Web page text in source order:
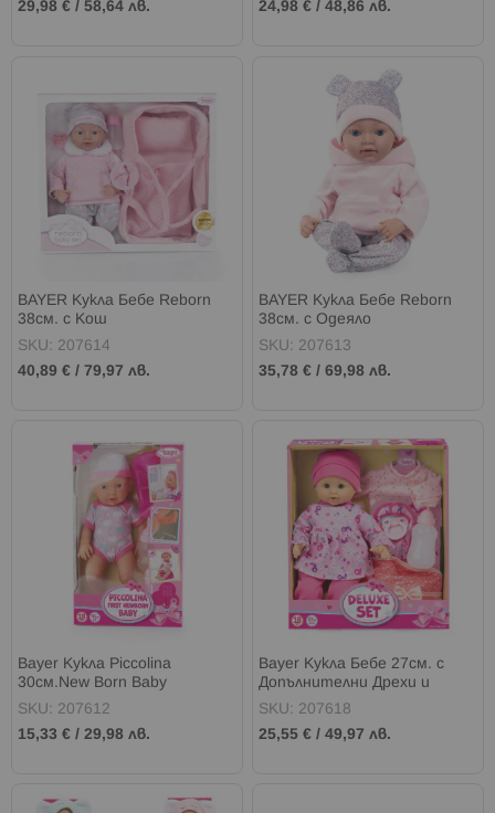
29,98 € / 58,64 лв. 24,98 € /48,86 лв.
BAYER Кукла Бебе Reborn
38см. с Кош
SKU: 207614
40,89 € / 79,97 лв.
BAYER Кукла Бебе Reborn
38см. с Одеяло
SKU: 207613
35,78 € /69,98 лв.
Bayer Кукла Piccolina
30см.New Born Baby
Пишкаща
SKU: 207612
15,33 € / 29,98 лв.
Bayer Кукла Бебе 27см. с
Допълнителни Дрехи и
Чанта Deluxe
SKU: 207618
25,55 € /49,97 лв.